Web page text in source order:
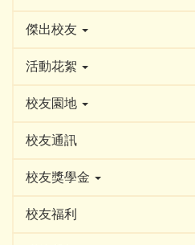
傑出校友
活動花絮
校友園地
校友通訊
校友獎學金
校友福利